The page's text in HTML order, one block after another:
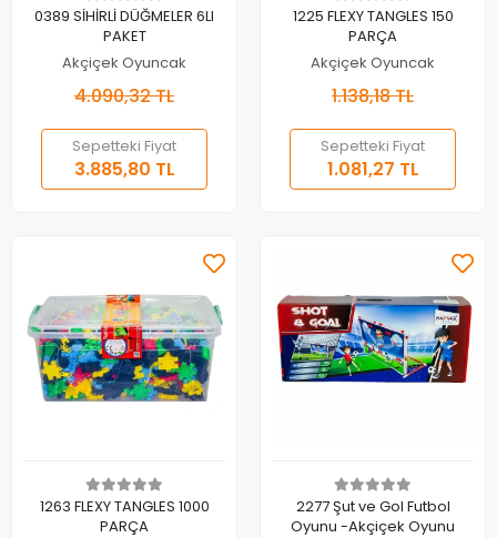
Sepete Ekle
0389 SİHİRLİ DÜĞMELER 6LI
PAKET
Akçiçek Oyuncak
4.090,32 TL
Sepetteki Fiyat
3.885,80 TL
Sepete Ekle
1225 FLEXY TANGLES 150
PARÇA
Akçiçek Oyuncak
1.138,18 TL
Sepetteki Fiyat
1.081,27 TL
Sepete Ekle
1263 FLEXY TANGLES 1000
PARÇA
Sepete Ekle
2277 Şut ve Gol Futbol
Oyunu -Akçiçek Oyunu